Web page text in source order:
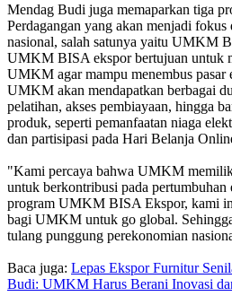
Mendag Budi juga memaparkan tiga
Perdagangan yang akan menjadi
nasional, salah satunya yaitu UMKM
UMKM BISA ekspor bertujuan untuk
UMKM agar mampu menembus
UMKM akan mendapatkan berbagai
pelatihan, akses pembiayaan, hingga
produk, seperti pemanfaatan niaga
dan partisipasi pada Hari Belanja
"Kami percaya bahwa UMKM
untuk berkontribusi pada
program UMKM BISA Ekspor, kami
bagi UMKM untuk go global.
tulang punggung perekonomian
Baca juga: Lepas Ekspor Furnitur
Budi: UMKM Harus Berani Inovasi